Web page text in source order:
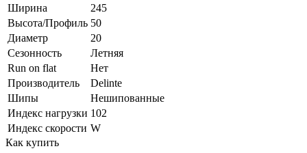
Ширина
245
Высота/Профиль 50
Диаметр
20
Сезонность
Летняя
Run on flat
Нет
Производитель
Delinte
Шипы
Нешипованные
Индекс нагрузки 102
Индекс скорости W
Как купить